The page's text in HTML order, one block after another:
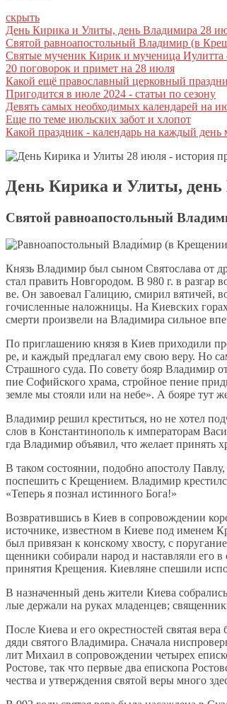
скрыть
День Кирика и Улиты, день Владимира 28
Святой равноапостольный Владимир (в
Святые мученик Кирик и мученица
20 поговорок и примет на 28 июля
Какой ещё православный церковный
Пригодится в июле 2024 - статьи по сезону
Девять самых необходимых календарей на
Еще по теме июльских забот и хлопот
Какой праздник - календарь на каждый день
День Кирика и Улиты,
Святой равноапостольный
Князь Вла­ди­мир был сы­ном Свя­то­сла­ва от
стал пра­вить Нов­го­ро­дом. В 980 г. в
ве. Он за­во­е­вал Га­ли­цию, сми­рил вя­ти­чей,
го­чис­лен­ные на­лож­ни­цы. На Ки­ев­ских
смер­ти про­из­ве­ли на Вла­ди­ми­ра силь­ное
По при­гла­ше­нию кня­зя в Ки­ев при­хо­ди­ли
ре, и каж­дый пред­ла­гал ему свою ве­ру. Но
Страш­но­го су­да. По со­ве­ту бо­яр Вла­ди­мир
пие Со­фий­ско­го хра­ма, строй­ное пе­ние
зем­ле мы сто­я­ли или на небе». А бо­яре тут
Вла­ди­мир ре­шил кре­стить­ся, но не хо­тел
слов в Кон­стан­ти­но­поль к им­пе­ра­то­рам
гда Вла­ди­мир объ­явил, что же­ла­ет при­нять
В та­ком со­сто­я­нии, по­доб­но апо­сто­лу
по­спе­шить с Кре­ще­ни­ем. Вла­ди­мир
«Те­перь я по­знал ис­тин­но­го Бо­га!»
Воз­вра­тив­шись в Ки­ев в со­про­вож­де­нии
ис­точ­ни­ке, из­вест­ном в Ки­е­ве под име­нем
был при­вя­зан к кон­ско­му хво­сту, с
щен­ни­ки со­би­ра­ли на­род и на­став­ля­ли его
при­ня­тия Кре­ще­ния. Ки­ев­ляне спе­ши­ли
В на­зна­чен­ный день жи­те­ли Ки­е­ва
лые дер­жа­ли на ру­ках мла­ден­цев;
По­сле Ки­е­ва и его окрест­но­стей свя­тая
дя­ди свя­то­го Вла­ди­ми­ра. Сна­ча­ла
лит Ми­ха­ил в со­про­вож­де­нии че­ты­рех
Ро­сто­ве, так что пер­вые два епи­ско­па
че­ства и утвер­жде­ния свя­той ве­ры мно­го